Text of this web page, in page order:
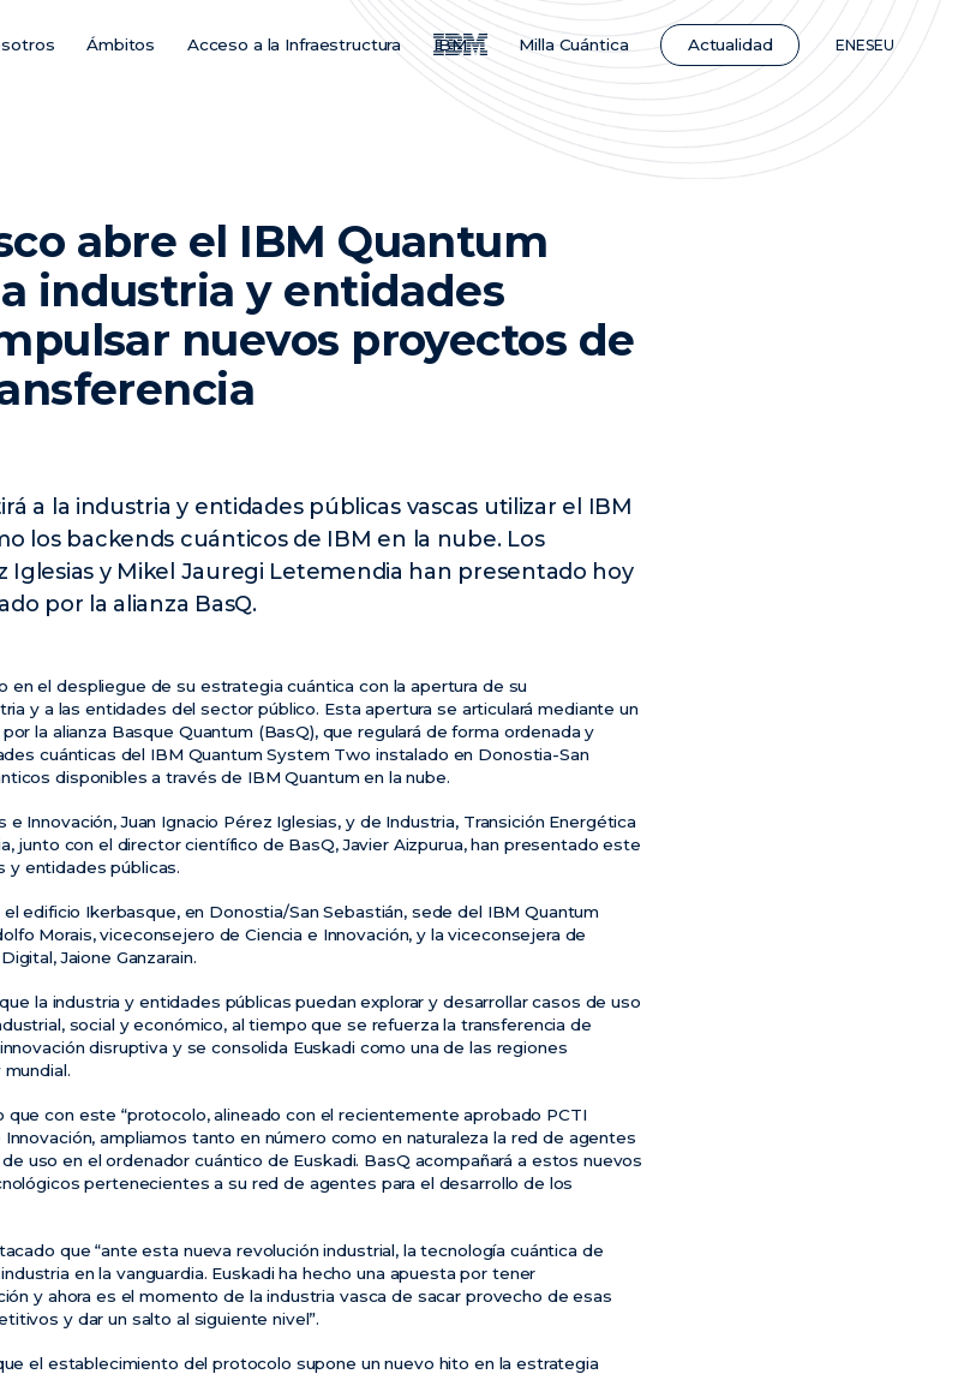
Ámbitos Acceso a la Infraestructura IBM Milla Cuántica Actualidad ENESEU
abre el IBM Quantum
industria y entidades
nuevos proyectos de
a la industria y entidades públicas vascas utilizar el IBM
los backends cuánticos de IBM en la nube. Los
Iglesias y Mikel Jauregi Letemendia han presentado hoy
por la alianza BasQ.
en el despliegue de su estrategia cuántica con la apertura de su
y a las entidades del sector público. Esta apertura se articulará mediante un
la alianza Basque Quantum (BasQ), que regulará de forma ordenada y
cuánticas del IBM Quantum System Two instalado en Donostia-San
disponibles a través de IBM Quantum en la nube.
Innovación, Juan Ignacio Pérez Iglesias, y de Industria, Transición Energética
junto con el director científico de BasQ, Javier Aizpurua, han presentado este
entidades públicas.
edificio Ikerbasque, en Donostia/San Sebastián, sede del IBM Quantum
Morais, viceconsejero de Ciencia e Innovación, y la viceconsejera de
Jaione Ganzarain.
la industria y entidades públicas puedan explorar y desarrollar casos de uso
social y económico, al tiempo que se refuerza la transferencia de
disruptiva y se consolida Euskadi como una de las regiones
con este “protocolo, alineado con el recientemente aprobado PCTI
ampliamos tanto en número como en naturaleza la red de agentes
uso en el ordenador cuántico de Euskadi. BasQ acompañará a estos nuevos
pertenecientes a su red de agentes para el desarrollo de los
que “ante esta nueva revolución industrial, la tecnología cuántica de
en la vanguardia. Euskadi ha hecho una apuesta por tener
y ahora es el momento de la industria vasca de sacar provecho de esas
y dar un salto al siguiente nivel”.
el establecimiento del protocolo supone un nuevo hito en la estrategia